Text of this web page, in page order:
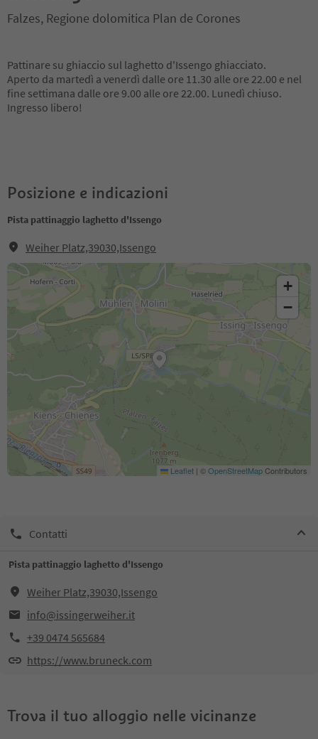
Falzes, Regione dolomitica Plan de Corones
Pattinare su ghiaccio sul laghetto d'Issengo ghiacciato.
Aperto da martedì a venerdì dalle ore 11.30 alle ore 22.00 e nel
fine settimana dalle ore 9.00 alle ore 22.00. Lunedì chiuso.
Ingresso libero!
Posizione e indicazioni
Pista pattinaggio laghetto d'Issengo
Weiher Platz,39030,Issengo
+
−
Leaflet | ©OpenStreetMapContributors
Contatti
Pista pattinaggio laghetto d'Issengo
Weiher Platz,39030,Issengo
info@issingerweiher.it
+39 0474 565684
https://www.bruneck.com
Trova il tuo alloggio nelle vicinanze